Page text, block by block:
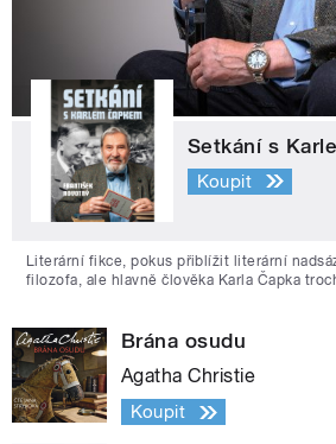
Setkání s
Koupit
Literární fikce, pokus přiblížit literární
filozofa, ale hlavně člověka Karla Čapka
Brána osudu
Agatha Christie
Koupit